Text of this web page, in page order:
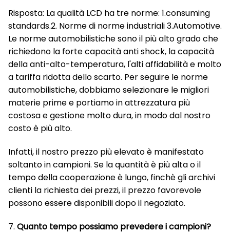
Risposta: La qualità LCD ha tre norme: 1.consuming
standards.2. Norme di norme industriali 3.Automotive.
Le norme automobilistiche sono il più alto grado che
richiedono la forte capacità anti shock, la capacità
della anti-alto-temperatura, l'alti affidabilità e molto
a tariffa ridotta dello scarto. Per seguire le norme
automobilistiche, dobbiamo selezionare le migliori
materie prime e portiamo in attrezzatura più
costosa e gestione molto dura, in modo dal nostro
costo è più alto.
Infatti, il nostro prezzo più elevato è manifestato
soltanto in campioni. Se la quantità è più alta o il
tempo della cooperazione è lungo, finchè gli archivi
clienti la richiesta dei prezzi, il prezzo favorevole
possono essere disponibili dopo il negoziato.
7. Quanto tempo possiamo prevedere i campioni?